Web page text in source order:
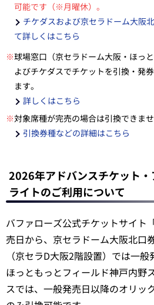
可能です（※月曜休）。
チケダスおよび京セラドーム大阪
て詳しくはこちら
※球場窓口（京セラドーム大阪・ほっ
よびチケダスでチケットを引換・発
ます。
詳しくはこちら
※対象席種が完売の場合は引換できませ
引換券種などの詳細はこちら
2026年アドバンスチケット
ライトのご利用について
バファローズ公式チケットサイト
売日から、京セラドーム大阪北口
（京セラD大阪2階設置）では一般
ほっともっとフィールド神戸内野
スでは、一般発売日以降のオリッ